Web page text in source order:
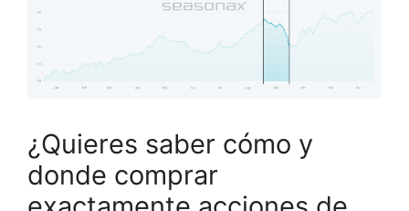
¿Quieres saber cómo y
donde comprar